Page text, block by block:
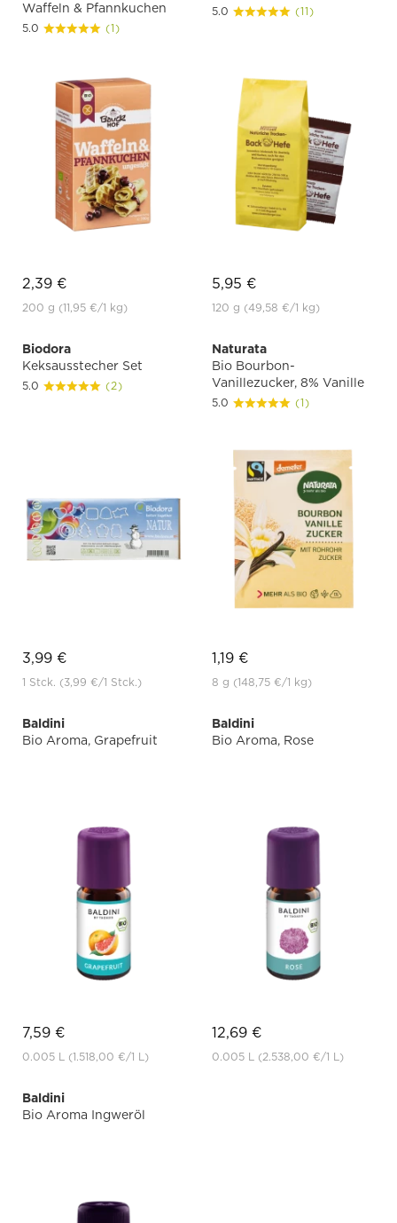
Waffeln & Pfannkuchen
5.0 (1)
2,39 €
200 g (11,95 €/1 kg)
5.0 (11)
5,95 €
120 g (49,58 €/1 kg)
Biodora
Keksausstecher Set
5.0 (2)
3,99 €
1 Stck. (3,99 €/1 Stck.)
Naturata
Bio Bourbon-
Vanillezucker, 8% Vanille
5.0 (1)
1,19 €
8 g (148,75 €/1 kg)
Baldini
Bio Aroma, Grapefruit
7,59 €
0.005 L (1.518,00 €/1 L)
Baldini
Bio Aroma, Rose
12,69 €
0.005 L (2.538,00 €/1 L)
Baldini
Bio Aroma Ingweröl